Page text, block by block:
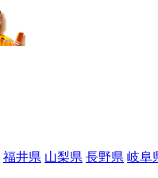
福井県 山梨県 長野県 岐阜